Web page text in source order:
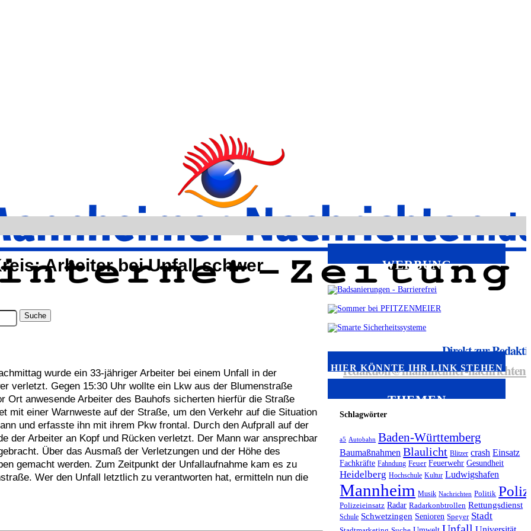
Direkt zur
redaktion@mannheimer-
Arbeiter bei Unfall schwer
wurde ein 33-jähriger Arbeiter bei einem Unfall in der
verletzt. Gegen 15:30 Uhr wollte ein Lkw aus der Blumenstraße
anwesende Arbeiter des Bauhofs sicherten hierfür die Straße
mit einer Warnweste auf der Straße, um den Verkehr auf die Situation
und erfasste ihn mit ihrem Pkw frontal. Durch den Aufprall auf der
der Arbeiter an Kopf und Rücken verletzt. Der Mann war ansprechbar
Über das Ausmaß der Verletzungen und der Höhe des
gemacht werden. Zum Zeitpunkt der Unfallaufnahme kam es zu
Wer den Unfall letztlich zu verantworten hat, ermitteln nun die
WERBUNG
HIER KÖNNTE IHR LINK STEHEN
THEMEN
Schlagwörter
a5 Autobahn Baden-Württemberg
Baumaßnahmen Blaulicht Blitzer crash Einsatz
Fachkräfte Fahndung Feuer Feuerwehr Gesundheit
Heidelberg Hochschule Kultur Ludwigshafen
Mannheim Musik Nachrichten Politik
Polizeieinsatz Radar Radarkonbtrollen Rettungsdienst
Schule Schwetzingen Senioren Speyer Stadt